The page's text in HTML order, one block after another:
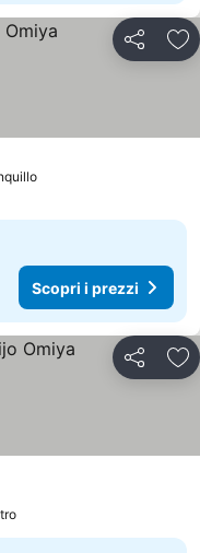
Condividi
Scopri i prezzi
Condividi